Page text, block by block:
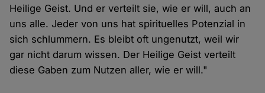
Heilige Geist. Und er verteilt sie, wie er will, auch an
uns alle. Jeder von uns hat spirituelles Potenzial in
sich schlummern. Es bleibt oft ungenutzt, weil wir
gar nicht darum wissen. Der Heilige Geist verteilt
diese Gaben zum Nutzen aller, wie er will."